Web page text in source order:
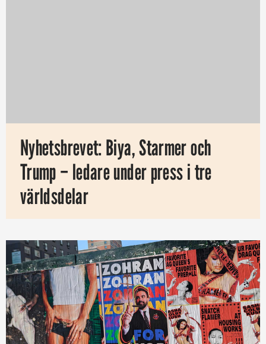
Nyhetsbrevet: Biya, Starmer och
Trump – ledare under press i tre
världsdelar